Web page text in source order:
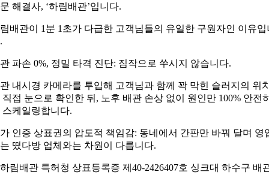
해결사, ‘하림배관’입니다.
배관이 1분 1초가 다급한 고객님들의 유일한 구원자인 이유입
파손 0%, 정밀 타격 진단: 짐작으로 쑤시지 않습니다.
내시경 카메라를 투입해 고객님과 함께 꽉 막힌 슬러지의 위
직접 눈으로 확인한 뒤, 노후 배관 손상 없이 원인만 100% 안전
스케일링합니다.
인증 상표권의 압도적 책임감: 동네에서 간판만 바꿔 달며 영
떴다방 업체와는 차원이 다릅니다.